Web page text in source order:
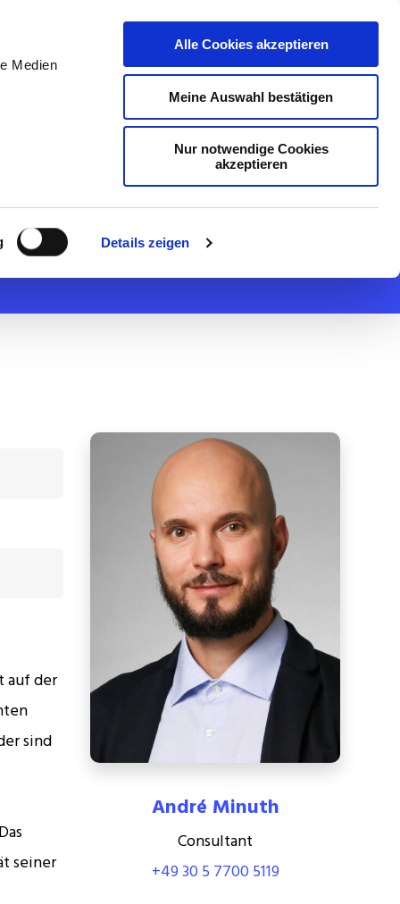
Medien
Details zeigen
Alle Cookies akzeptieren
Meine Auswahl bestätigen
Nur notwendige Cookies
akzeptieren
DE Initiativ bewerben
d)*
auf der
sind
seiner
André Minuth
Consultant
+49 30 5 7700 5119